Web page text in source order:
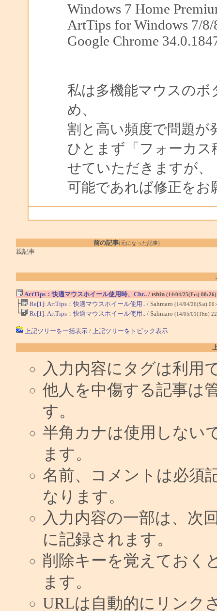
Windows 7 Home
ArtTips for Windows 7/
Google Chrome
私は多機能マウスのボ
め、
割と高い頻度で問題が
ひとまず「フォーカ
せていただきますが、
可能であれば修正をお
前の記事(元になった記事)
親記事
ArtTips：快適マウスホイール使用時、Chr../ tshin (14/04/25(Fri)
├ Re[1]: ArtTips：快適マウスホイール使用.. / Sahmaro (14/04/26(Sat)
└ Re[1]: ArtTips：快適マウスホイール使用.. / Sahmaro (14/05/01(Thu)
上記ツリーを一括表示/ 上記ツリーをトピック表示
入力内容にタグは利用
他人を中傷する記事は
す。
半角カナは使用しない
ます。
名前、コメントは必須
なります。
入力内容の一部は、次
に記録されます。
削除キーを覚えておく
ます。
URLは自動的にリンク